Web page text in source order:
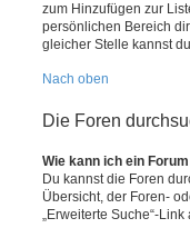
zum Hinzufügen zur
persönlichen Bereich
gleicher Stelle kannst
Nach oben
Die Foren
Wie kann ich ein
Du kannst die Foren
Übersicht, der Foren-
„Erweiterte Suche“-